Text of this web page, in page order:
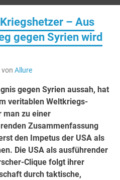
– Aus
gegen Syrien wird
von Allure
gegen Syrien aussah, hat
veritablen Weltkriegs-
man zu einer
Zusammenfassung
den Impetus der USA als
Die USA als ausführender
Clique folgt ihrer
durch taktische,